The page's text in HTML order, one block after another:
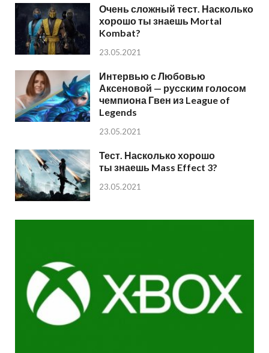
Очень сложный тест. Насколько
хорошо ты знаешь Mortal
Kombat?
23.05.2021
Интервью с Любовью
Аксеновой — русским голосом
чемпиона Гвен из League of
Legends
23.05.2021
Тест. Насколько хорошо
ты знаешь Mass Effect 3?
23.05.2021